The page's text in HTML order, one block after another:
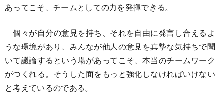
あってこそ、チームとしての力を発揮できる。
個々が自分の意見を持ち、それを自由に発言し合えるよ
うな環境があり、みんなが他人の意見を真摯な気持ちで聞
いて議論するという場があってこそ、本当のチームワーク
がつくれる。そうした面をもっと強化しなければいけない
と考えているのである。